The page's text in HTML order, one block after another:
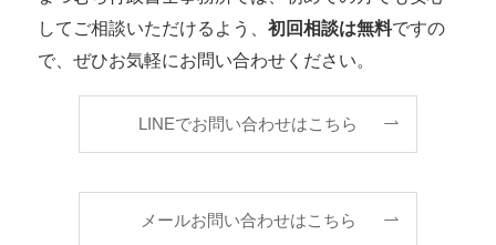
してご相談いただけるよう、初回相談は無料ですの
で、ぜひお気軽にお問い合わせください。
LINEでお問い合わせはこちら
メールお問い合わせはこちら